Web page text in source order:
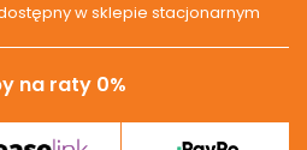
w sklepie stacjonarnym
na raty 0%